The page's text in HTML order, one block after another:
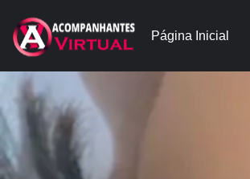
Página Inicial